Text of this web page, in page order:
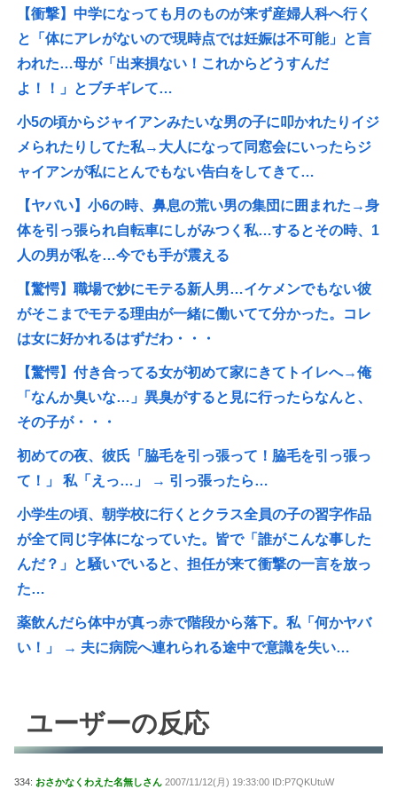
【衝撃】中学になっても月のものが来ず産婦人科へ行く
と「体にアレがないので現時点では妊娠は不可能」と言
われた…母が「出来損ない！これからどうすんだ
よ！！」とブチギレて…
小5の頃からジャイアンみたいな男の子に叩かれたりイジ
メられたりしてた私→大人になって同窓会にいったらジ
ャイアンが私にとんでもない告白をしてきて…
【ヤバい】小6の時、鼻息の荒い男の集団に囲まれた→身
体を引っ張られ自転車にしがみつく私…するとその時、1
人の男が私を…今でも手が震える
【驚愕】職場で妙にモテる新人男…イケメンでもない彼
がそこまでモテる理由が一緒に働いてて分かった。コレ
は女に好かれるはずだわ・・・
【驚愕】付き合ってる女が初めて家にきてトイレへ→俺
「なんか臭いな…」異臭がすると見に行ったらなんと、
その子が・・・
初めての夜、彼氏「脇毛を引っ張って！脇毛を引っ張っ
て！」 私「えっ…」 → 引っ張ったら…
小学生の頃、朝学校に行くとクラス全員の子の習字作品
が全て同じ字体になっていた。皆で「誰がこんな事した
んだ？」と騒いでいると、担任が来て衝撃の一言を放っ
た…
薬飲んだら体中が真っ赤で階段から落下。私「何かヤバ
い！」 → 夫に病院へ連れられる途中で意識を失い…
ユーザーの反応
334: おさかなくわえた名無しさん 2007/11/12(月) 19:33:00 ID:P7QKUtuW